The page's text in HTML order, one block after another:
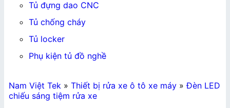
Tủ đựng dao CNC
Tủ chống cháy
Tủ locker
Phụ kiện tủ đồ nghề
Nam Việt Tek» Thiết bị rửa xe ô tô xe máy»Đèn LED
chiếu sáng tiệm rửa xe